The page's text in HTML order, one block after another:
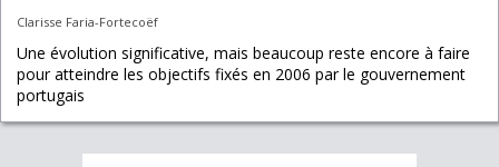
Clarisse Faria-Fortecoëf
Une évolution significative, mais beaucoup reste encore à faire
pour atteindre les objectifs fixés en 2006 par le gouvernement
portugais